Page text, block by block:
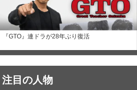
『GTO』連ドラが28年ぶり復活
注目の人物